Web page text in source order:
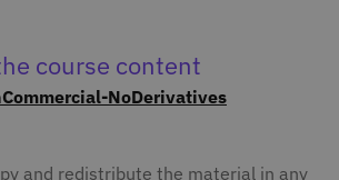
course content
NoDerivatives
and redistribute the material in any